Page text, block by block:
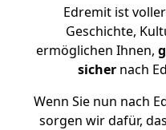
Edremit ist
Geschichte,
ermöglichen Ihnen,
sicher nach
Wenn Sie nun nach
sorgen wir dafür,